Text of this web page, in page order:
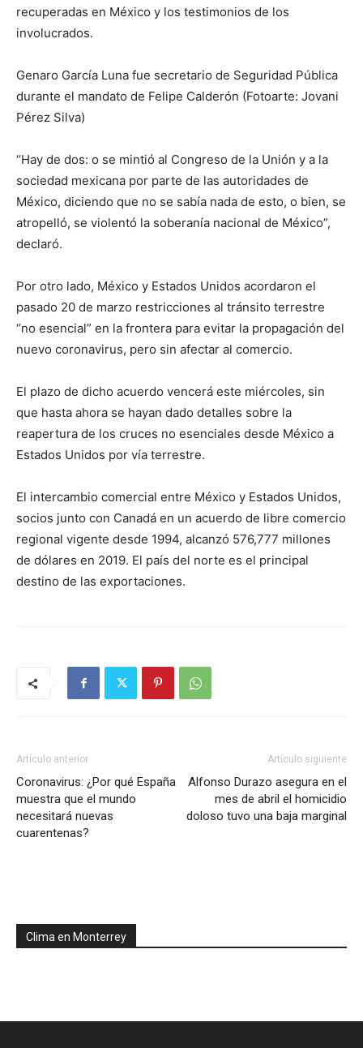
recuperadas en México y los testimonios de los
involucrados.
Genaro García Luna fue secretario de Seguridad Pública
durante el mandato de Felipe Calderón (Fotoarte: Jovani
Pérez Silva)
“Hay de dos: o se mintió al Congreso de la Unión y a la
sociedad mexicana por parte de las autoridades de
México, diciendo que no se sabía nada de esto, o bien, se
atropelló, se violentó la soberanía nacional de México”,
declaró.
Por otro lado, México y Estados Unidos acordaron el
pasado 20 de marzo restricciones al tránsito terrestre
“no esencial” en la frontera para evitar la propagación del
nuevo coronavirus, pero sin afectar al comercio.
El plazo de dicho acuerdo vencerá este miércoles, sin
que hasta ahora se hayan dado detalles sobre la
reapertura de los cruces no esenciales desde México a
Estados Unidos por vía terrestre.
El intercambio comercial entre México y Estados Unidos,
socios junto con Canadá en un acuerdo de libre comercio
regional vigente desde 1994, alcanzó 576,777 millones
de dólares en 2019. El país del norte es el principal
destino de las exportaciones.
Artículo anterior
Coronavirus: ¿Por qué España
muestra que el mundo
necesitará nuevas
cuarentenas?
Artículo siguiente
Alfonso Durazo asegura en el
mes de abril el homicidio
doloso tuvo una baja marginal
Clima en Monterrey